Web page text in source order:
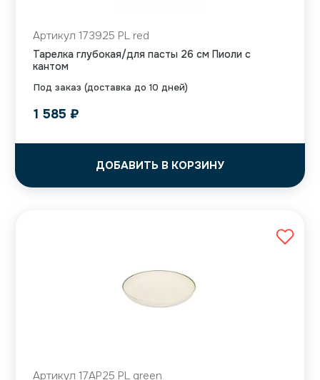
Под заказ (доставка до 10 дней)
Артикул 173925 PL red
Тарелка глубокая/для пасты 26 см Пиоли с
кантом
1 585 ₽
ДОБАВИТЬ В КОРЗИНУ
Артикул 17AP25 PL green